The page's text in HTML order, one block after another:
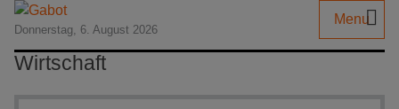
Donnerstag, 6. August 2026
Menu
Wirtschaft